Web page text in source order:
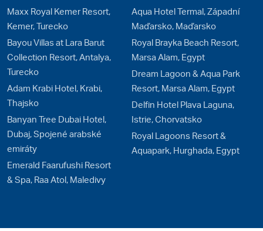
Maxx Royal Kemer Resort,
Kemer, Turecko
Bayou Villas at Lara Barut
Collection Resort, Antalya,
Turecko
Adam Krabi Hotel, Krabi,
Thajsko
Banyan Tree Dubai Hotel,
Dubaj, Spojené arabské
emiráty
Emerald Faarufushi Resort
& Spa, Raa Atol, Maledivy
Aqua Hotel Termal, Západní
Maďarsko, Maďarsko
Royal Brayka Beach Resort,
Marsa Alam, Egypt
Dream Lagoon & Aqua Park
Resort, Marsa Alam, Egypt
Delfin Hotel Plava Laguna,
Istrie, Chorvatsko
Royal Lagoons Resort &
Aquapark, Hurghada, Egypt